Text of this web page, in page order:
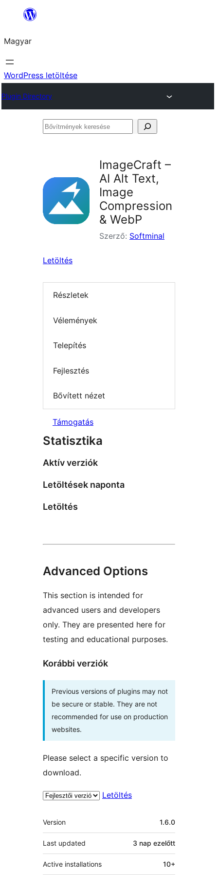
Ugrás
tartalomhoz
Magyar
WordPress letöltése
Plugin Directory
Bővítmények
ImageCraft –
AI Alt Text,
Image
Compression
& WebP
Szerző: Softminal
Letöltés
Részletek
Vélemények
Telepítés
Fejlesztés
Bővített nézet
Támogatás
Statisztika
Aktív verziók
Letöltések naponta
Letöltés
Advanced Options
This section is intended for
advanced users and developers
only. They are presented here for
testing and educational purposes.
Korábbi verziók
Previous versions of plugins may not
be secure or stable. They are not
recommended for use on production
websites.
Please select a specific version to
download.
Letöltés
Meta
Version 1.6.0
Last updated 3 nap ezelőtt
Active installations 10+